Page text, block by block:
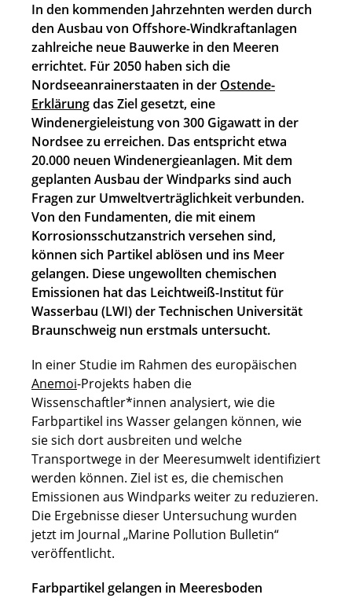
In den kommenden Jahrzehnten werden durch
den Ausbau von Offshore-Windkraftanlagen
zahlreiche neue Bauwerke in den Meeren
errichtet. Für 2050 haben sich die
Nordseeanrainerstaaten in der Ostende-
Erklärungdas Ziel gesetzt, eine
Windenergieleistung von 300 Gigawatt in der
Nordsee zu erreichen. Das entspricht etwa
20.000 neuen Windenergieanlagen. Mit dem
geplanten Ausbau der Windparks sind auch
Fragen zur Umweltverträglichkeit verbunden.
Von den Fundamenten, die mit einem
Korrosionsschutzanstrich versehen sind,
können sich Partikel ablösen und ins Meer
gelangen. Diese ungewollten chemischen
Emissionen hat das Leichtweiß-Institut für
Wasserbau (LWI) der Technischen Universität
Braunschweig nun erstmals untersucht.
In einer Studie im Rahmen des europäischen
Anemoi-Projekts haben die
Wissenschaftler*innen analysiert, wie die
Farbpartikel ins Wasser gelangen können, wie
sie sich dort ausbreiten und welche
Transportwege in der Meeresumwelt identifiziert
werden können. Ziel ist es, die chemischen
Emissionen aus Windparks weiter zu reduzieren.
Die Ergebnisse dieser Untersuchung wurden
jetzt im Journal „Marine Pollution Bulletin“
veröffentlicht.
Farbpartikel gelangen in Meeresboden